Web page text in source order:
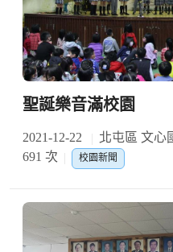
聖誕樂音滿校園
2021-12-22 北屯區 文心
691 次
校園新聞